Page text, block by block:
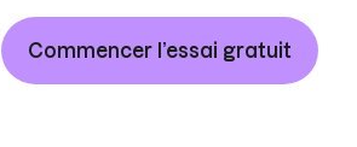
Commencer l’essai gratuit